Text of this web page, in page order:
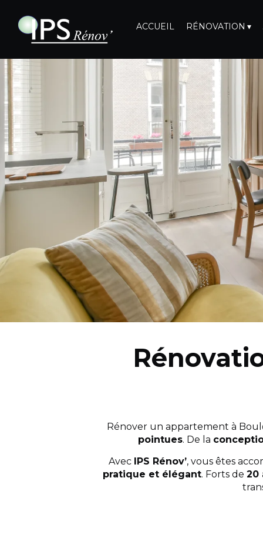
ACCUEIL RÉNOVATION
Rénover un appartement à
pointues. De la
Avec IPS Rénov’, vous êtes
pratique et élégant. Forts de 20